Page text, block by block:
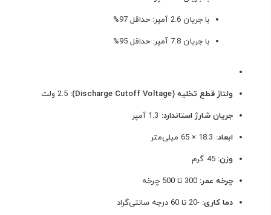
با جریان 2.6 آمپر: حداقل 97%
با جریان 7.8 آمپر: حداقل 95%
ولتاژ قطع تخلیه (Discharge Cutoff Voltage):
جریان شارژ استاندارد:
ابعاد:
وزن: 45 گرم
چرخه عمر:
دما کاری: -20 تا 60 درجه سانتی‌گراد